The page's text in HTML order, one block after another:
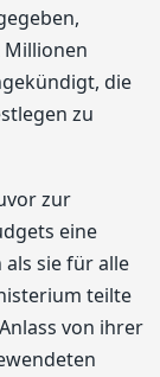
Millionen
die
zu
zur
eine
sie für alle
teilte
von ihrer